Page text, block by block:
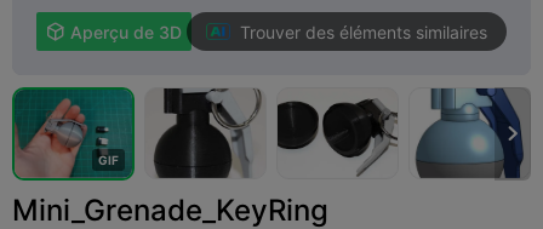
 Aperçu de 3D Trouver des éléments similaires
GIF

Mini_Grenade_KeyRing